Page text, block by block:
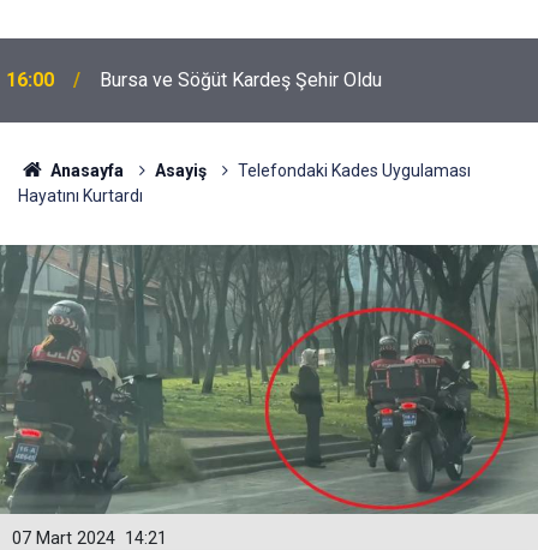
16:00 Bursa ve Söğüt Kardeş Şehir Oldu
Anasayfa Asayiş
Telefondaki Kades Uygulaması
Hayatını Kurtardı
14:21
07 Mart 2024